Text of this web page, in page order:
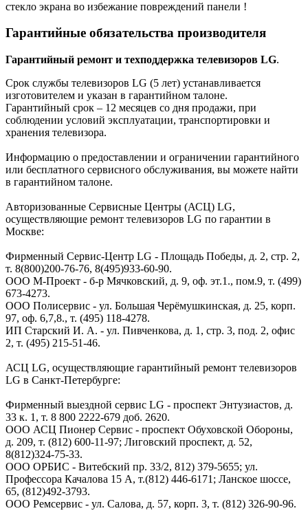
стекло экрана во избежание повреждений панели !
Гарантийные обязательства производителя
Гарантийный ремонт и техподдержка телевизоров LG.
Срок службы телевизоров LG (5 лет) устанавливается
изготовителем и указан в гарантийном талоне.
Гарантийный срок – 12 месяцев со дня продажи, при
соблюдении условий эксплуатации, транспортировки и
хранения телевизора.
Информацию о предоставлении и ограничении гарантийного
или бесплатного сервисного обслуживания, вы можете найти
в гарантийном талоне.
Авторизованные Сервисные Центры (АСЦ) LG,
осуществляющие ремонт телевизоров LG по гарантии в
Москве:
Фирменный Сервис-Центр LG - Площадь Победы, д. 2, стр. 2,
т. 8(800)200-76-76, 8(495)933-60-90.
ООО М-Проект - б-р Мячковский, д. 9, оф. эт.1., пом.9, т. (499)
673-4273.
ООО Полисервис - ул. Большая Черёмушкинская, д. 25, корп.
97, оф. 6,7,8., т. (495) 118-4278.
ИП Старский И. А. - ул. Пивченкова, д. 1, стр. 3, под. 2, офис
2, т. (495) 215-51-46.
АСЦ LG, осуществляющие гарантийный ремонт телевизоров
LG в Санкт-Петербурге:
Фирменный выездной сервис LG - проспект Энтузиастов, д.
33 к. 1, т. 8 800 2222-679 доб. 2620.
ООО АСЦ Пионер Сервис - проспект Обуховской Обороны,
д. 209, т. (812) 600-11-97; Лиговский проспект, д. 52,
8(812)324-75-33.
ООО ОРБИС - Витебский пр. 33/2, 812) 379-5655; ул.
Профессора Качалова 15 А, т.(812) 446-6171; Ланское шоссе,
65, (812)492-3793.
ООО Ремсервис - ул. Салова, д. 57, корп. 3, т. (812) 326-90-96.